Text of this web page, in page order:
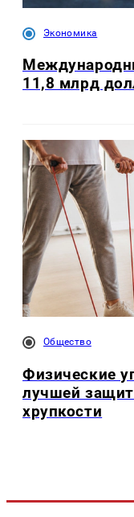
Экономика
11,8 млрд
Общество
Физические
лучшей
хрупкости